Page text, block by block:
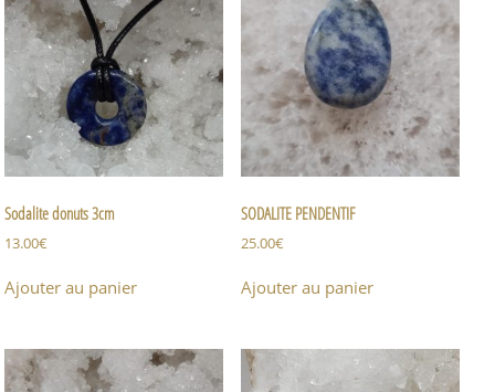
Sodalite donuts 3cm
13.00€
Ajouter au panier
SODALITE PENDENTIF
25.00€
Ajouter au panier